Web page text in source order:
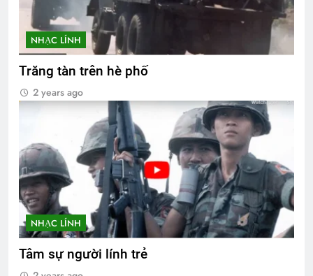
NHẠC LÍNH
Trăng tàn trên hè phố
2 years ago
NHẠC LÍNH
Tâm sự người lính trẻ